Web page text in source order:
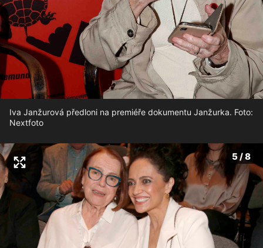
Iva Janžurová předloni na premiéře dokumentu Janžurka. Foto:
Nextfoto
5 / 8